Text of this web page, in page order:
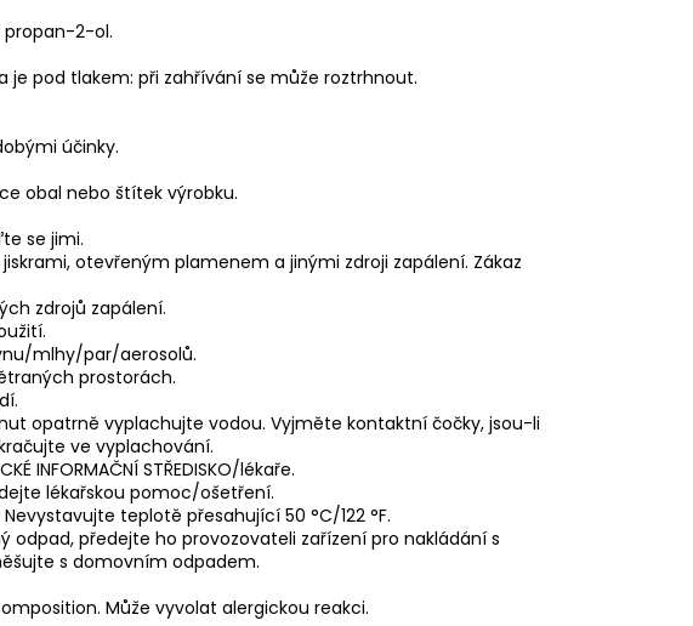
propan-2-ol.
je pod tlakem: při zahřívání se může roztrhnout.
účinky.
obal nebo štítek výrobku.
se jimi.
otevřeným plamenem a jinými zdroji zapálení. Zákaz
zdrojů zapálení.
mlhy/par/aerosolů.
prostorách.
minut opatrně vyplachujte vodou. Vyjměte kontaktní čočky, jsou-li
ve vyplachování.
INFORMAČNÍ STŘEDISKO/lékaře.
lékařskou pomoc/ošetření.
teplotě přesahující 50 °C/122 °F.
odpad, předejte ho provozovateli zařízení pro nakládání s
s domovním odpadem.
Může vyvolat alergickou reakci.